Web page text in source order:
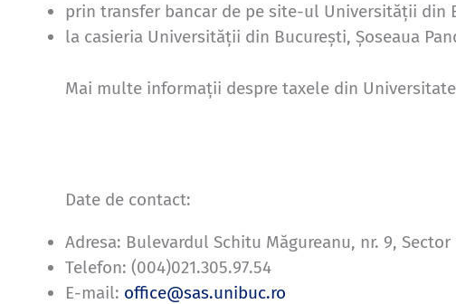
prin transfer bancar de pe site-ul Universității din
la casieria Universității din București, Șoseaua
Mai multe informații despre taxele din
Date de contact:
Adresa: Bulevardul Schitu Măgureanu, nr. 9, Sector
Telefon: (004)021.305.97.54
E-mail: office@sas.unibuc.ro